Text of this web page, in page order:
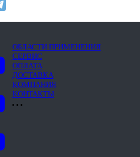
ОБЛАСТИ ПРИМЕНЕНИЯ
СЕРВИС
ОПЛАТА
ДОСТАВКА
КОМПАНИЯ
КОНТАКТЫ